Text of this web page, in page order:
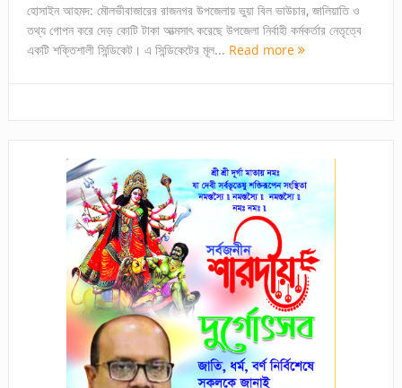
হোসাইন আহমদ: মৌলভীবাজারের রাজনগর উপজেলায় ভুয়া বিল ভাউচার, জালিয়াতি ও
তথ্য গোপন করে দেড় কোটি টাকা আত্মসাৎ করেছে উপজেলা নির্বাহী কর্মকর্তার নেতৃত্বে
একটি শক্তিশালী সিন্ডিকেট। এ সিন্ডিকেটের মূল... Read more